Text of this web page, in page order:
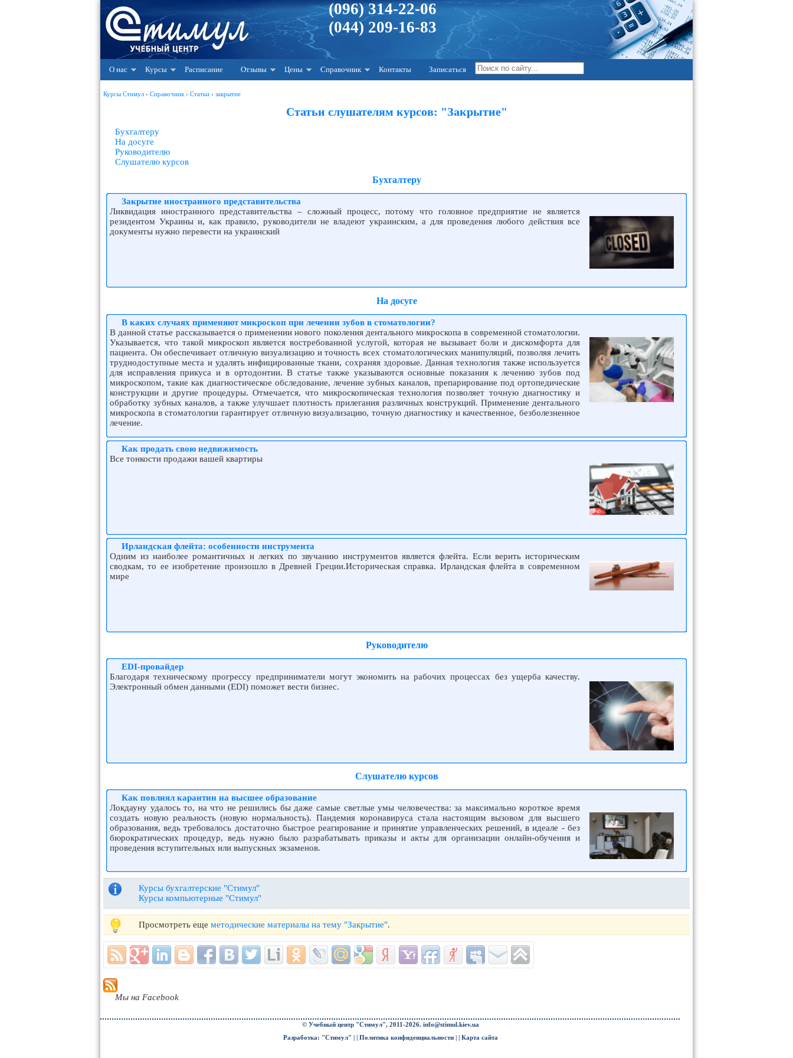
(096) 314-22-06
(044) 209-16-83
О нас Курсы Расписание Отзывы Цены Справочник Контакты Записаться
Курсы Стимул › Справочник › Статьи › закрытие
Статьи слушателям курсов: "Закрытие"
Бухгалтеру
На досуге
Руководителю
Слушателю курсов
Бухгалтеру
Закрытие иностранного представительства
Ликвидация иностранного представительства – сложный процесс, потому что головное предприятие не является
резидентом Украины и, как правило, руководители не владеют украинским, а для проведения любого действия все
документы нужно перевести на украинский
На досуге
В каких случаях применяют микроскоп при лечении зубов в стоматологии?
В данной статье рассказывается о применении нового поколения дентального микроскопа в современной стоматологии.
Указывается, что такой микроскоп является востребованной услугой, которая не вызывает боли и дискомфорта для
пациента. Он обеспечивает отличную визуализацию и точность всех стоматологических манипуляций, позволяя лечить
труднодоступные места и удалять инфицированные ткани, сохраняя здоровые. Данная технология также используется
для исправления прикуса и в ортодонтии. В статье также указываются основные показания к лечению зубов под
микроскопом, такие как диагностическое обследование, лечение зубных каналов, препарирование под ортопедические
конструкции и другие процедуры. Отмечается, что микроскопическая технология позволяет точную диагностику и
обработку зубных каналов, а также улучшает плотность прилегания различных конструкций. Применение дентального
микроскопа в стоматологии гарантирует отличную визуализацию, точную диагностику и качественное, безболезненное
лечение.
Как продать свою недвижимость
Все тонкости продажи вашей квартиры
Ирландская флейта: особенности инструмента
Одним из наиболее романтичных и легких по звучанию инструментов является флейта. Если верить историческим
сводкам, то ее изобретение произошло в Древней Греции.Историческая справка. Ирландская флейта в современном
мире
Руководителю
EDI-провайдер
Благодаря техническому прогрессу предприниматели могут экономить на рабочих процессах без ущерба качеству.
Электронный обмен данными (EDI) поможет вести бизнес.
Слушателю курсов
Как повлиял карантин на высшее образование
Локдауну удалось то, на что не решились бы даже самые светлые умы человечества: за максимально короткое время
создать новую реальность (новую нормальность). Пандемия коронавируса стала настоящим вызовом для высшего
образования, ведь требовалось достаточно быстрое реагирование и принятие управленческих решений, в идеале - без
бюрократических процедур, ведь нужно было разрабатывать приказы и акты для организации онлайн-обучения и
проведения вступительных или выпускных экзаменов.
Курсы бухгалтерские "Стимул"
Курсы компьютерные "Стимул"
Просмотреть еще методические материалы на тему "Закрытие".
Мы на Facebook
© Учебный центр "Стимул", 2011-2026. info@stimul.kiev.ua
Разработка: "Стимул" | | Политика конфиденциальности| | Карта сайта